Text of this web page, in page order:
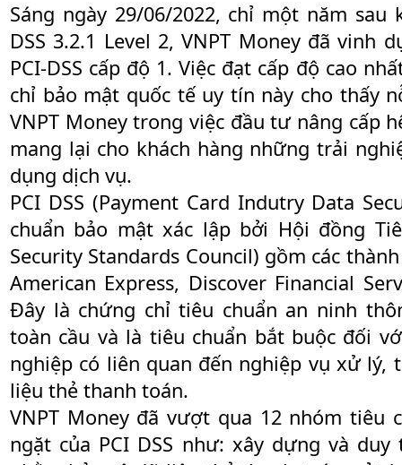
Sáng ngày 29/06/2022, chỉ một năm sau
DSS 3.2.1 Level 2, VNPT Money đã vinh
PCI-DSS cấp độ 1. Việc đạt cấp độ cao
chỉ bảo mật quốc tế uy tín này cho thấy
VNPT Money trong việc đầu tư nâng cấp
mang lại cho khách hàng những trải
dụng dịch vụ.
PCI DSS (Payment Card Indutry Data
chuẩn bảo mật xác lập bởi Hội đồng
Security Standards Council) gồm các
American Express, Discover Financial
Đây là chứng chỉ tiêu chuẩn an ninh
toàn cầu và là tiêu chuẩn bắt buộc đối
nghiệp có liên quan đến nghiệp vụ xử
liệu thẻ thanh toán.
VNPT Money đã vượt qua 12 nhóm tiêu
ngặt của PCI DSS như: xây dựng và